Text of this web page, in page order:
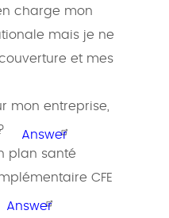
charge mon
mais je ne
et mes
mon entreprise,
Answer
plan santé
CFE
Answer